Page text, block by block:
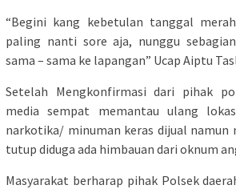
“Begini kang kebetulan tanggal
paling nanti sore aja, nunggu
sama – sama ke lapangan” Ucap Aiptu
Setelah Mengkonfirmasi dari pihak
media sempat memantau ulang
narkotika/ minuman keras dijual namun
tutup diduga ada himbauan dari oknum
Masyarakat berharap pihak Polsek